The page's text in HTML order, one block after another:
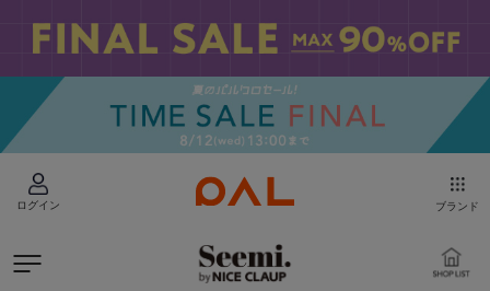
ログイン ブランド